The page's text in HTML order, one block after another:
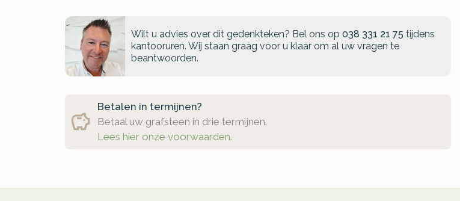
Wilt u advies over dit gedenkteken? Bel ons op 038 331 21 75 tijdens
kantooruren. Wij staan graag voor u klaar om al uw vragen te
beantwoorden.
Betalen in termijnen?
Betaal uw grafsteen in drie termijnen.
Lees hier onze voorwaarden.